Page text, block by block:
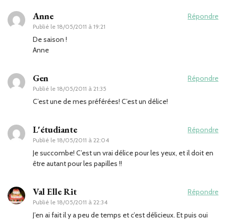
Anne
Publié le 18/05/2011 à 19:21
Répondre
De saison !
Anne
Gen
Publié le 18/05/2011 à 21:35
Répondre
C’est une de mes préférées! C’est un délice!
L'étudiante
Publié le 18/05/2011 à 22:04
Répondre
Je succombe! C’est un vrai délice pour les yeux, et il doit en
être autant pour les papilles !!
Val Elle Rit
Publié le 18/05/2011 à 22:34
Répondre
J’en ai fait il y a peu de temps et c’est délicieux. Et puis oui